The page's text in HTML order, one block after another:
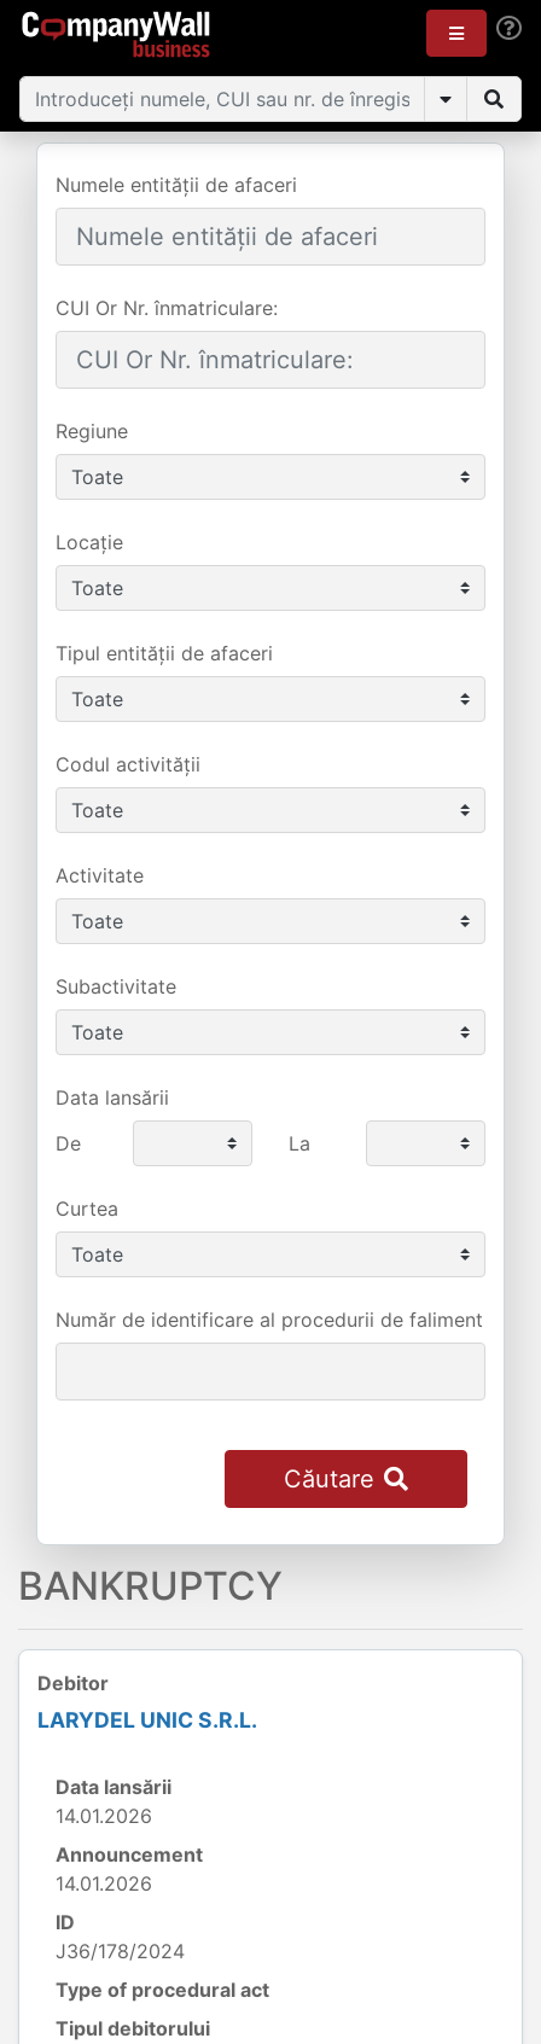
Numele entității de afaceri
CUI Or Nr. înmatriculare:
Regiune
Locație
Tipul entității de afaceri
Codul activității
Activitate
Subactivitate
Data lansării
De
La
Curtea
Număr de identificare al procedurii de faliment
Căutare
BANKRUPTCY
Debitor
LARYDEL UNIC S.R.L.
Data lansării
14.01.2026
Announcement
14.01.2026
ID
J36/178/2024
Type of procedural act
Tipul debitorului